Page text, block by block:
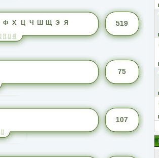
Ф Х Ц Ч Ш Щ Э Я 519
75
107